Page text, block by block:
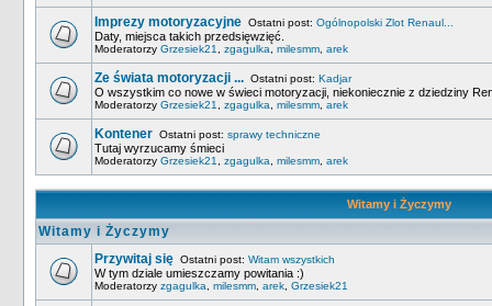
Imprezy motoryzacyjne Ostatni post: Ogólnopolski Zlot Renaul...
Daty, miejsca takich przedsięwzięć.
Moderatorzy Grzesiek21 zgagulka milesmm arek
Ze świata motoryzacji ... Ostatni post: Kadjar
O wszystkim co nowe w świeci motoryzacji, niekoniecznie z dziedziny
Moderatorzy Grzesiek21 zgagulka milesmm arek
Kontener Ostatni post: sprawy techniczne
Tutaj wyrzucamy śmieci
Moderatorzy Grzesiek21 zgagulka milesmm arek
Witamy i Życzymy
Witamy i Życzymy
Przywitaj się Ostatni post: Witam wszystkich
W tym dziale umieszczamy powitania :)
Moderatorzy zgagulka milesmm arek Grzesiek21